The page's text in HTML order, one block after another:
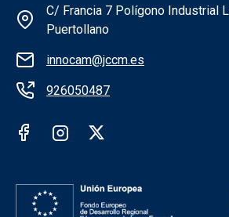
Información de la
C/ Francia 7 Polígono Industrial
Puertollano
innocam@jccm.es
926050487
Redes sociales institución